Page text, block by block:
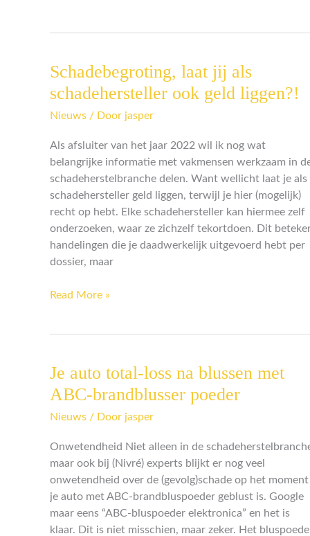
Schadebegroting, laat jij als
schadehersteller ook geld liggen?!
Nieuws / Door jasper
Als afsluiter van het jaar 2022 wil ik nog wat
belangrijke informatie met vakmensen werkzaam in
schadeherstelbranche delen. Want wellicht laat je als
schadehersteller geld liggen, terwijl je hier (mogelijk)
recht op hebt. Elke schadehersteller kan hiermee zelf
onderzoeken, waar ze zichzelf tekortdoen. Dit
handelingen die je daadwerkelijk uitgevoerd hebt per
dossier, maar
Schadebegroting,
laat
jij
als
ook
geld
liggen?!
Read More »
Je auto total-loss na blussen met
ABC-brandblusser poeder
Nieuws / Door jasper
Onwetendheid Niet alleen in de
maar ook bij (Nivré) experts blijkt er nog veel
onwetendheid over de (gevolg)schade op het moment
je auto met ABC-brandbluspoeder geblust is. Google
maar eens “ABC-bluspoeder elektronica” en het is
klaar. Dit is niet misschien, maar zeker. Het
Je
auto
total-
loss
blussen
met
ABC-
brandblusser
poeder